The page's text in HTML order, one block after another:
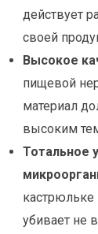
действует
своей
Высокое
пищевой
материал
высоким
Тотальное
кастрюльке
убивает не